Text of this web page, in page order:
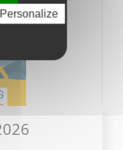
Personalize